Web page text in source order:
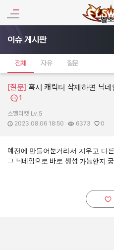
이슈 게시판
전체 자유 질문
[질문] 혹시 캐릭터 삭제하면 닉
1
작성자:
스멜리캣 Lv.5
작성일:
2023.08.06 18:50
조회수:
6373
추천수:
0
예전에 만들어둔거라서 지우고 다
그 닉네임으로 바로 생성 가능한지
추